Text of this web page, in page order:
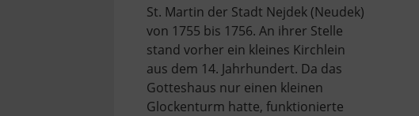
St. Martin der Stadt Nejdek (Neudek)
von 1755 bis 1756. An ihrer Stelle
stand vorher ein kleines Kirchlein
aus dem 14. Jahrhundert. Da das
Gotteshaus nur einen kleinen
Glockenturm hatte, funktionierte